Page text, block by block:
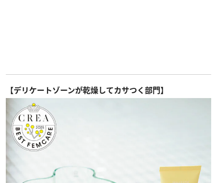
【デリケートゾーンが乾燥してカサつく部門】